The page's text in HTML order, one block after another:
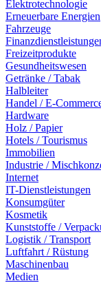
Elektrotechnologie
Erneuerbare Energien
Fahrzeuge
Freizeitprodukte
Gesundheitswesen
Getränke / Tabak
Halbleiter
Handel / E-
Hardware
Holz / Papier
Hotels / Tourismus
Immobilien
Industrie /
Internet
IT-Dienstleistungen
Konsumgüter
Kosmetik
Kunststoffe /
Logistik / Transport
Luftfahrt / Rüstung
Maschinenbau
Medien